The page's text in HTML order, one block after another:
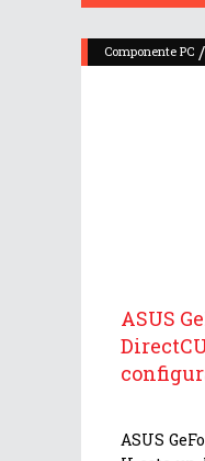
Componente PC /
ASUS
ASUS